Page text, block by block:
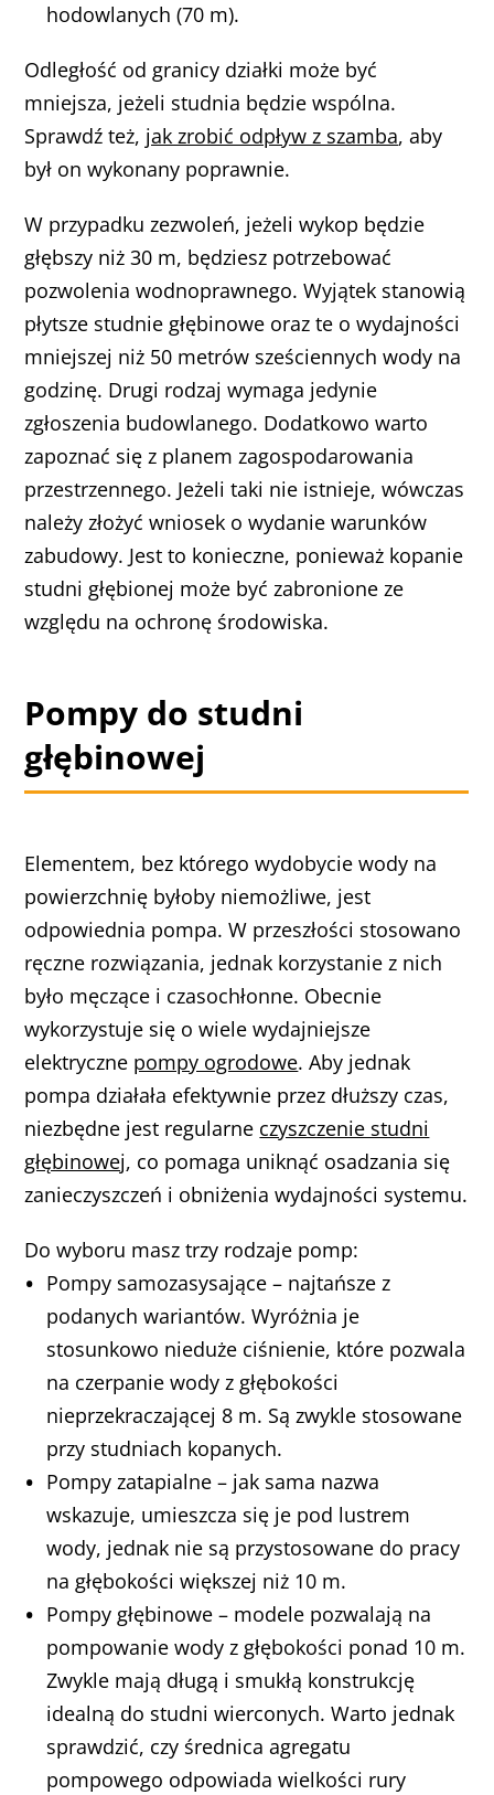
hodowlanych (70 m).
Odległość od granicy działki może być
mniejsza, jeżeli studnia będzie wspólna.
Sprawdź też, jak zrobić odpływ z szamba, aby
był on wykonany poprawnie.
W przypadku zezwoleń, jeżeli wykop będzie
głębszy niż 30 m, będziesz potrzebować
pozwolenia wodnoprawnego. Wyjątek stanowią
płytsze studnie głębinowe oraz te o wydajności
mniejszej niż 50 metrów sześciennych wody na
godzinę. Drugi rodzaj wymaga jedynie
zgłoszenia budowlanego. Dodatkowo warto
zapoznać się z planem zagospodarowania
przestrzennego. Jeżeli taki nie istnieje, wówczas
należy złożyć wniosek o wydanie warunków
zabudowy. Jest to konieczne, ponieważ kopanie
studni głębionej może być zabronione ze
względu na ochronę środowiska.
Pompy do studni
głębinowej
Elementem, bez którego wydobycie wody na
powierzchnię byłoby niemożliwe, jest
odpowiednia pompa. W przeszłości stosowano
ręczne rozwiązania, jednak korzystanie z nich
było męczące i czasochłonne. Obecnie
wykorzystuje się o wiele wydajniejsze
elektryczne pompy ogrodowe. Aby jednak
pompa działała efektywnie przez dłuższy czas,
niezbędne jest regularne czyszczenie studni
głębinowej, co pomaga uniknąć osadzania się
zanieczyszczeń i obniżenia wydajności systemu.
Do wyboru masz trzy rodzaje pomp:
Pompy samozasysające – najtańsze z
podanych wariantów. Wyróżnia je
stosunkowo nieduże ciśnienie, które pozwala
na czerpanie wody z głębokości
nieprzekraczającej 8 m. Są zwykle stosowane
przy studniach kopanych.
Pompy zatapialne – jak sama nazwa
wskazuje, umieszcza się je pod lustrem
wody, jednak nie są przystosowane do pracy
na głębokości większej niż 10 m.
Pompy głębinowe – modele pozwalają na
pompowanie wody z głębokości ponad 10 m.
Zwykle mają długą i smukłą konstrukcję
idealną do studni wierconych. Warto jednak
sprawdzić, czy średnica agregatu
pompowego odpowiada wielkości rury